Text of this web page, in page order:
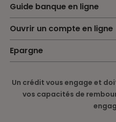
Guide banque en ligne
Ouvrir un compte en ligne
Epargne
Un crédit vous engage et
vos capacités de